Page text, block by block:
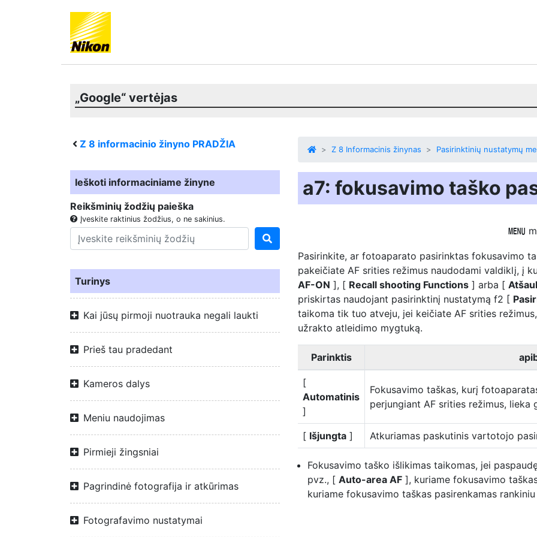
„Google“ vertėjas
Z 8 informacinio žinyno PRADŽIA
Ieškoti informaciniame žinyne
Reikšminių žodžių paieška
Įveskite raktinius žodžius, o ne sakinius.
Turinys
Kai jūsų pirmoji nuotrauka negali laukti
Prieš tau pradedant
Kameros dalys
Meniu naudojimas
Pirmieji žingsniai
Pagrindinė fotografija ir atkūrimas
Fotografavimo nustatymai
Z 8 Informacinis žinynas Pasirinktinių nustatymų
a7: fokusavimo taško
G
Pasirinkite, ar fotoaparato pasirinktas fokusavimo
pakeičiate AF srities režimus naudodami valdiklį, į
AF-ON ], [ Recall shooting Functions ] arba [
priskirtas naudojant pasirinktinį nustatymą f2 [
taikoma tik tuo atveju, jei keičiate AF srities
užrakto atleidimo mygtuką.
Parinktis
[
Automatinis
]
Fokusavimo taškas, kurį
perjungiant AF srities režimus, lieka
[ Išjungta ] Atkuriamas paskutinis vartotojo
Fokusavimo taško išlikimas taikomas, jei
pvz., [ Auto-area AF ], kuriame fokusavimo
kuriame fokusavimo taškas pasirenkamas